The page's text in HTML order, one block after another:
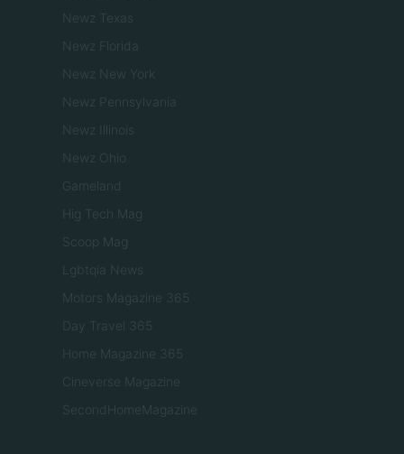
Newz Texas
Newz Florida
Newz New York
Newz Pennsylvania
Newz Illinois
Newz Ohio
Gameland
Hig Tech Mag
Scoop Mag
Lgbtqia News
Motors Magazine 365
Day Travel 365
Home Magazine 365
Cineverse Magazine
SecondHomeMagazine